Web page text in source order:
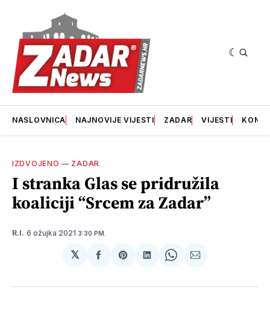
NASLOVNICA NAJNOVIJE VIJESTI ZADAR VIJESTI
IZDVOJENO — ZADAR
I stranka Glas se pridružila
koaliciji “Srcem za Zadar”
R.I. 6 ožujka 2021 3:30 PM.
𝕏
podijeliSharepodijeliSharepodijeli